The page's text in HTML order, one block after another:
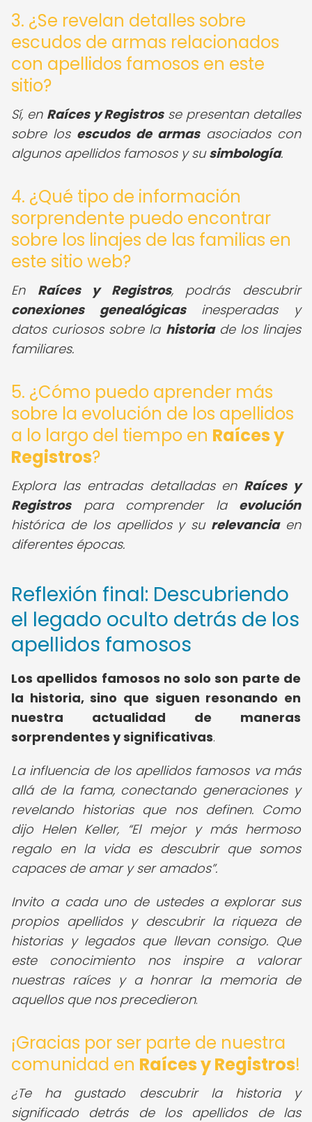
3. ¿Se revelan detalles sobre
escudos de armas relacionados
con apellidos famosos en este
sitio?
Sí, en Raíces y Registrosse presentan detalles
sobre los escudos de armasasociados con
algunos apellidos famosos y susimbología.
4. ¿Qué tipo de información
sorprendente puedo encontrar
sobre los linajes de las familias en
este sitio web?
En Raíces y Registros, podrás descubrir
conexiones genealógicasinesperadas y
datos curiosos sobre la historiade los linajes
familiares.
5. ¿Cómo puedo aprender más
sobre la evolución de los apellidos
a lo largo del tiempo en Raíces y
Registros?
Explora las entradas detalladas en Raíces y
Registrospara comprender la evolución
histórica de los apellidos y su relevanciaen
diferentes épocas.
Reflexión final: Descubriendo
el legado oculto detrás de los
apellidos famosos
Los apellidos famosos no solo son parte de
la historia, sino que siguen resonando en
nuestra actualidad de maneras
sorprendentes y significativas.
La influencia de los apellidos famosos va más
allá de la fama, conectando generaciones y
revelando historias que nos definen. Como
dijo Helen Keller,
El mejor y más hermoso
regalo en la vida es descubrir que somos
capaces de amar y ser amados .
Invito a cada uno de ustedes a explorar sus
propios apellidos y descubrir la riqueza de
historias y legados que llevan consigo. Que
este conocimiento nos inspire a valorar
nuestras raíces y a honrar la memoria de
aquellos que nos precedieron.
¡Gracias por ser parte de nuestra
comunidad en Raíces y Registros!
¿Te ha gustado descubrir la historia y
significado detrás de los apellidos de las